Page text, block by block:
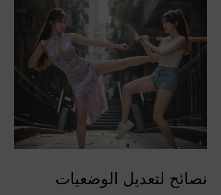
نصائح لتعديل الوضعيات